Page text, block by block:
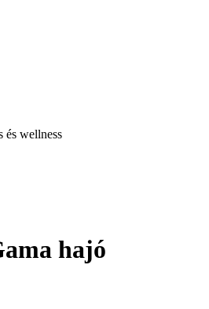
és wellness
hajó